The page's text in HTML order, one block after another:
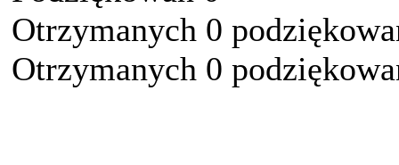
Otrzymanych 0
Otrzymanych 0